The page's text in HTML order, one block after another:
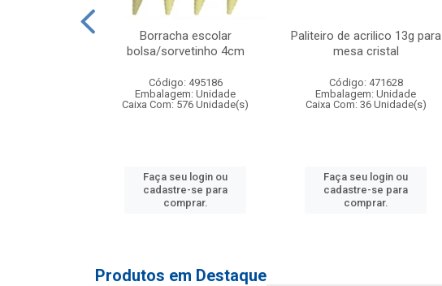
Borracha escolar
bolsa/sorvetinho 4cm
Código: 495186
Embalagem: Unidade
Caixa Com: 576 Unidade(s)
Faça seu login ou
cadastre-se para
comprar.
Paliteiro de acrilico 13g para
mesa cristal
Código: 471628
Embalagem: Unidade
Caixa Com: 36 Unidade(s)
Faça seu login ou
cadastre-se para
comprar.
Produtos em Destaque